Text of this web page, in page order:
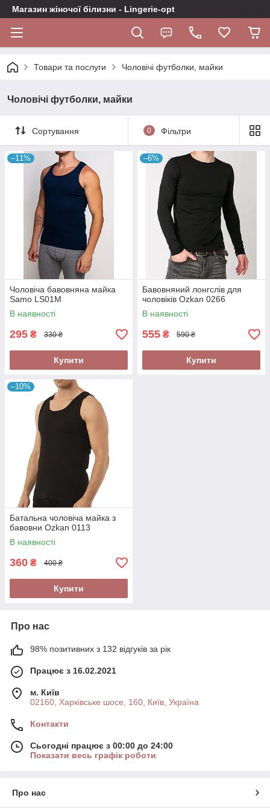
Магазин жіночої білизни - Lingerie-opt
Товари та послуги Чоловічі футболки, майки
Чоловічі футболки, майки
Сортування 0 Фільтри
–11%
Чоловіча бавовняна майка
Samo LS01M
В наявності
295 ₴ 330 ₴
Купити
–6%
Бавовняний лонгслів для
чоловіків Ozkan 0266
В наявності
555 ₴ 590 ₴
Купити
–10%
Батальна чоловіча майка з
бавовни Ozkan 0113
В наявності
360 ₴ 400 ₴
Купити
Про нас
98% позитивних з 132 відгуків за рік
Працює з 16.02.2021
м. Київ
02160, Харківське шосе, 160, Київ, Україна
Контакти
Сьогодні працює з 00:00 до 24:00
Показати весь графік роботи
Про нас